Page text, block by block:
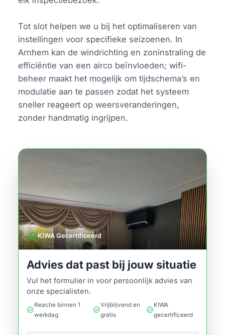
Tot slot helpen we u bij het optimaliseren van
instellingen voor specifieke seizoenen. In
Arnhem kan de windrichting en zoninstraling de
efficiëntie van een airco beïnvloeden; wifi-
beheer maakt het mogelijk om tijdschema’s en
modulatie aan te passen zodat het systeem
sneller reageert op weersveranderingen,
zonder handmatig ingrijpen.
verifiedKIWA Gecertificeerd
Advies dat past bij jouw situatie
Vul het formulier in voor persoonlijk advies van
onze specialisten.
check_circle
Reactie binnen 1
werkdag
check_circle
Vrijblijvend en
gratis
check_circle
KIWA
gecertificeerd